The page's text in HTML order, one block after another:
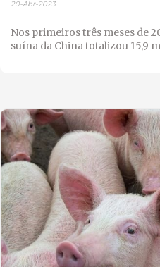
20-Abr-2023
Nos primeiros três meses de
suína da China totalizou 15,9